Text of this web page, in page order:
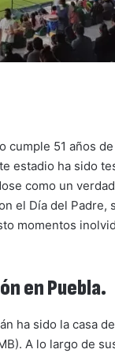
cumple 51 años
estadio ha sido
como un
el Día del Padre,
momentos
en Puebla.
ha sido la casa
A lo largo de